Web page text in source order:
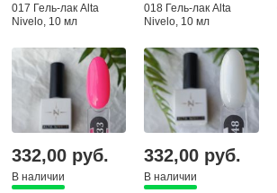
017 Гель-лак Alta
Nivelo, 10 мл
018 Гель-лак Alta
Nivelo, 10 мл
332,00 руб.
В наличии
332,00 руб.
В наличии